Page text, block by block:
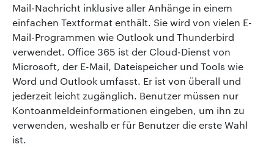
Mail-Nachricht inklusive aller Anhänge in einem
einfachen Textformat enthält. Sie wird von vielen E-
Mail-Programmen wie Outlook und Thunderbird
verwendet. Office 365 ist der Cloud-Dienst von
Microsoft, der E-Mail, Dateispeicher und Tools wie
Word und Outlook umfasst. Er ist von überall und
jederzeit leicht zugänglich. Benutzer müssen nur
Kontoanmeldeinformationen eingeben, um ihn zu
verwenden, weshalb er für Benutzer die erste Wahl
ist.